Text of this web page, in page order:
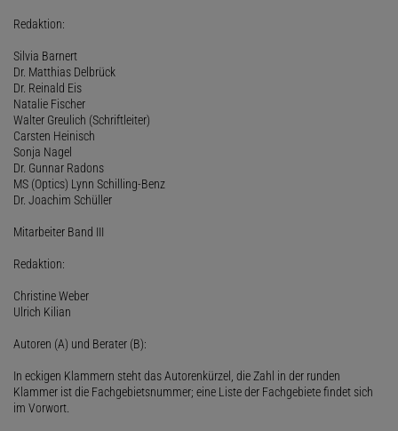
Redaktion:
Silvia Barnert
Dr. Matthias Delbrück
Dr. Reinald Eis
Natalie Fischer
Walter Greulich (Schriftleiter)
Carsten Heinisch
Sonja Nagel
Dr. Gunnar Radons
MS (Optics) Lynn Schilling-Benz
Dr. Joachim Schüller
Mitarbeiter Band III
Redaktion:
Christine Weber
Ulrich Kilian
Autoren (A) und Berater (B):
In eckigen Klammern steht das Autorenkürzel, die Zahl in der runden
Klammer ist die Fachgebietsnummer; eine Liste der Fachgebiete findet sich
im Vorwort.